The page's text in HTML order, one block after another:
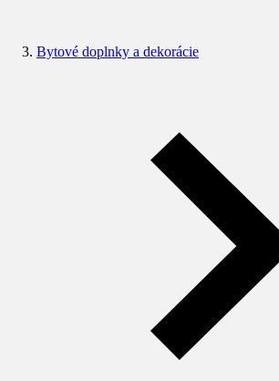
Bytové doplnky a dekorácie